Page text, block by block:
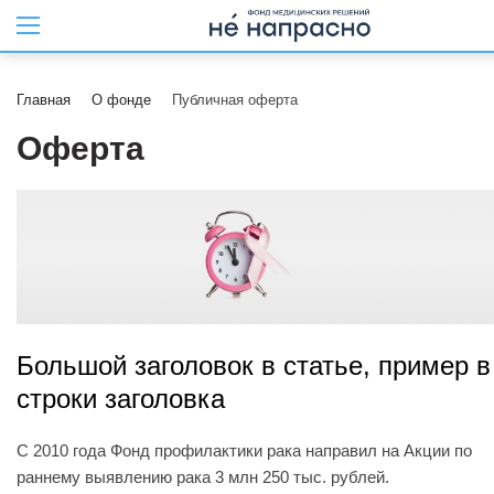
Главная О фонде Публичная оферта
Оферта
Большой заголовок в статье, пример
строки заголовка
С 2010 года Фонд профилактики рака направил на Акции по
раннему выявлению рака 3 млн 250 тыс. рублей.